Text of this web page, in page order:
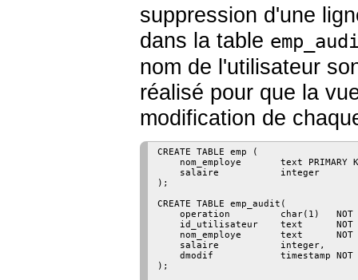
suppression d'une
dans la table
nom de l'utilisateur
réalisé pour que la
modification de
CREATE TABLE emp (
nom_employe       text PRIMARY
    salaire           integer
);
CREATE TABLE emp_audit(
operation         char(1)   NOT
id_utilisateur    text      NOT
nom_employe       text      NOT
    salaire           integer,
dmodif            timestamp NOT
);